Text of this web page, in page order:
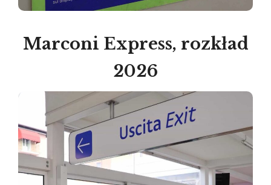
Marconi Express, rozkład
2026